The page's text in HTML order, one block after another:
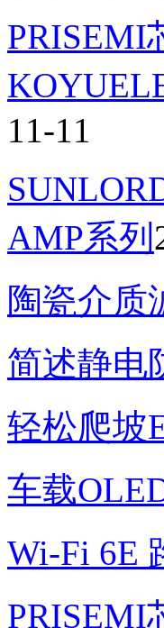
PRISEMI
11-11
AMP系列
陶瓷介质
简述静电
轻松爬坡
车载
Wi-Fi 6E
PRISEMI